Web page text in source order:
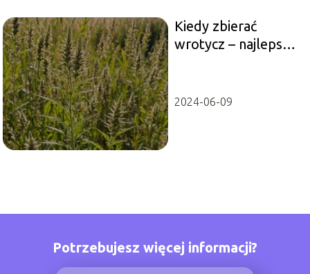
Kiedy zbierać
wrotycz – najlepszy
2024-06-09
Potrzebujesz więcej informacji?